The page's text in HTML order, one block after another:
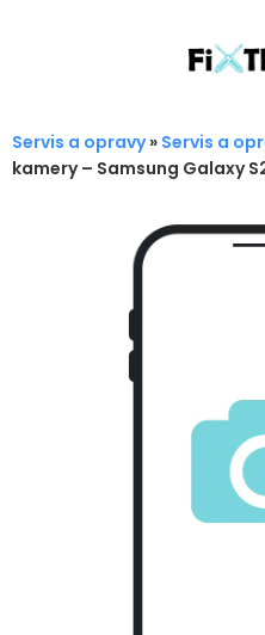
Servis a opravy» Servis a
kamery – Samsung Galaxy